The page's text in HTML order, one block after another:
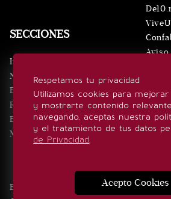
Respetamos tu privacidad
Utilizamos cookies para
y mostrarte contenido
navegando, aceptas nuestra
y el tratamiento de tus datos
de Privacidad.
Acepto Cookies
SECCIONES
Inicio
Noticias
Eventos
Realeza
Estilo de vida
Minuto x Minuto
Edición Impresa Noticias Quiénes